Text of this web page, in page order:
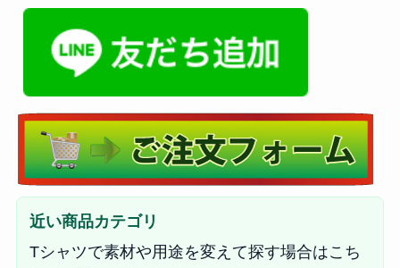
近い商品カテゴリ
Tシャツで素材や用途を変えて探す場合はこち